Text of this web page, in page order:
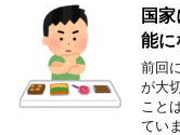
国
能に
前回
が大
こと
てい